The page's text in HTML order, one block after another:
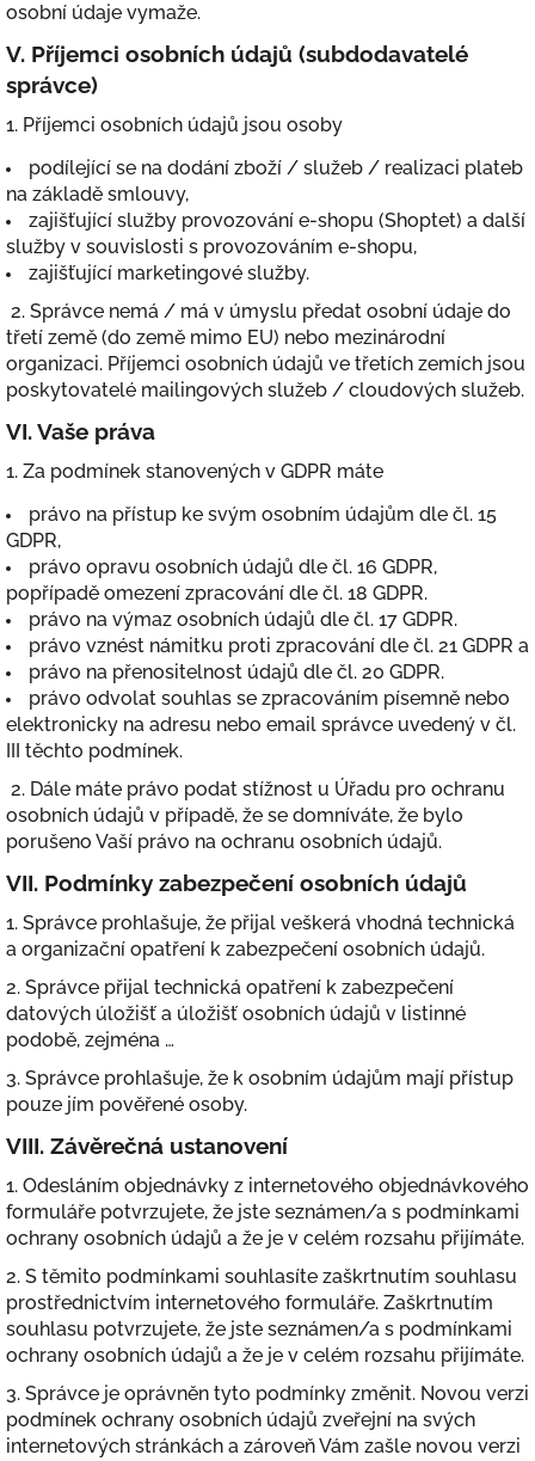
osobní údaje vymaže.
V. Příjemci osobních údajů (subdodavatelé
správce)
1. Příjemci osobních údajů jsou osoby
podílející se na dodání zboží / služeb / realizaci plateb
na základě smlouvy,
zajišťující služby provozování e-shopu (Shoptet) a další
služby v souvislosti s provozováním e-shopu,
zajišťující marketingové služby.
2. Správce nemá / má v úmyslu předat osobní údaje do
třetí země (do země mimo EU) nebo mezinárodní
organizaci. Příjemci osobních údajů ve třetích zemích jsou
poskytovatelé mailingových služeb / cloudových služeb.
VI.Vaše práva
1. Za podmínek stanovených v GDPR máte
právo na přístup ke svým osobním údajům dle čl. 15
GDPR,
právo opravu osobních údajů dle čl. 16 GDPR,
popřípadě omezení zpracování dle čl. 18 GDPR.
právo na výmaz osobních údajů dle čl. 17 GDPR.
právo vznést námitku proti zpracování dle čl. 21 GDPR a
právo na přenositelnost údajů dle čl. 20 GDPR.
právo odvolat souhlas se zpracováním písemně nebo
elektronicky na adresu nebo email správce uvedený v čl.
III těchto podmínek.
2. Dále máte právo podat stížnost u Úřadu pro ochranu
osobních údajů v případě, že se domníváte, že bylo
porušeno Vaší právo na ochranu osobních údajů.
VII. Podmínky zabezpečení osobních údajů
1. Správce prohlašuje, že přijal veškerá vhodná technická
a organizační opatření k zabezpečení osobních údajů.
2. Správce přijal technická opatření k zabezpečení
datových úložišť a úložišť osobních údajů v listinné
podobě, zejména …
3. Správce prohlašuje, že k osobním údajům mají přístup
pouze jím pověřené osoby.
VIII. Závěrečná ustanovení
1. Odesláním objednávky z internetového objednávkového
formuláře potvrzujete, že jste seznámen/a s podmínkami
ochrany osobních údajů a že je v celém rozsahu přijímáte.
2. S těmito podmínkami souhlasíte zaškrtnutím souhlasu
prostřednictvím internetového formuláře. Zaškrtnutím
souhlasu potvrzujete, že jste seznámen/a s podmínkami
ochrany osobních údajů a že je v celém rozsahu přijímáte.
3. Správce je oprávněn tyto podmínky změnit. Novou verzi
podmínek ochrany osobních údajů zveřejní na svých
internetových stránkách a zároveň Vám zašle novou verzi